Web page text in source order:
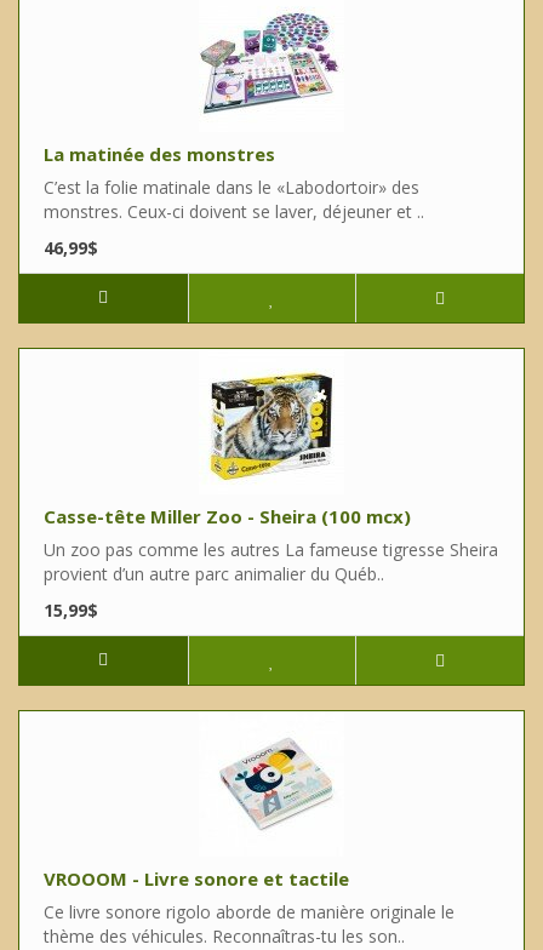
La matinée des monstres
C’est la folie matinale dans le «Labodortoir» des
monstres. Ceux-ci doivent se laver, déjeuner et ..
46,99$
Casse-tête Miller Zoo - Sheira (100 mcx)
Un zoo pas comme les autres La fameuse tigresse Sheira
provient d’un autre parc animalier du Québ..
15,99$
VROOOM - Livre sonore et tactile
Ce livre sonore rigolo aborde de manière originale le
thème des véhicules. Reconnaîtras-tu les son..